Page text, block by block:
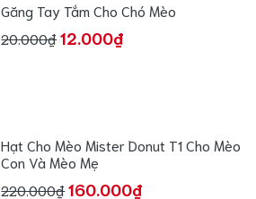
Găng Tay Tắm Cho Chó Mèo
20.000₫12.000₫
Hạt Cho Mèo Mister Donut T1 Cho Mèo
Con Và Mèo Mẹ
220.000₫160.000₫